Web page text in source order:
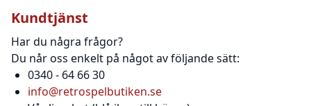
Kundtjänst
Har du några frågor?
Du når oss enkelt på något av följande sätt:
0340 - 64 66 30
info@retrospelbutiken.se